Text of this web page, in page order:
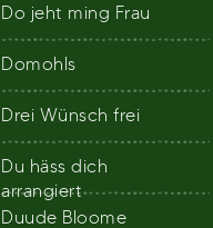
Do jeht ming Frau
Domohls
Drei Wünsch frei
Du häss dich
arrangiert
Duude Bloome